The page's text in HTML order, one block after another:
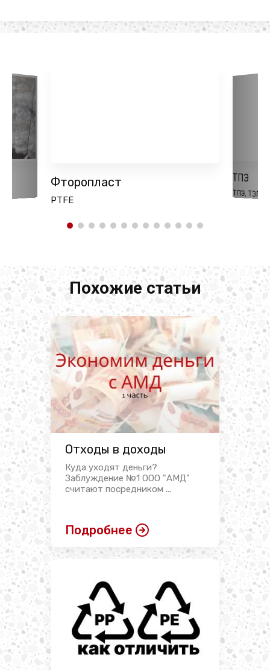
Фторопласт
PTFE
ТПЭ
ТПЭ, ТЭП
Похожие статьи
Отходы в доходы
Куда уходят деньги?
Заблуждение №1 ООО "АМД"
считают посредником ...
Подробнее